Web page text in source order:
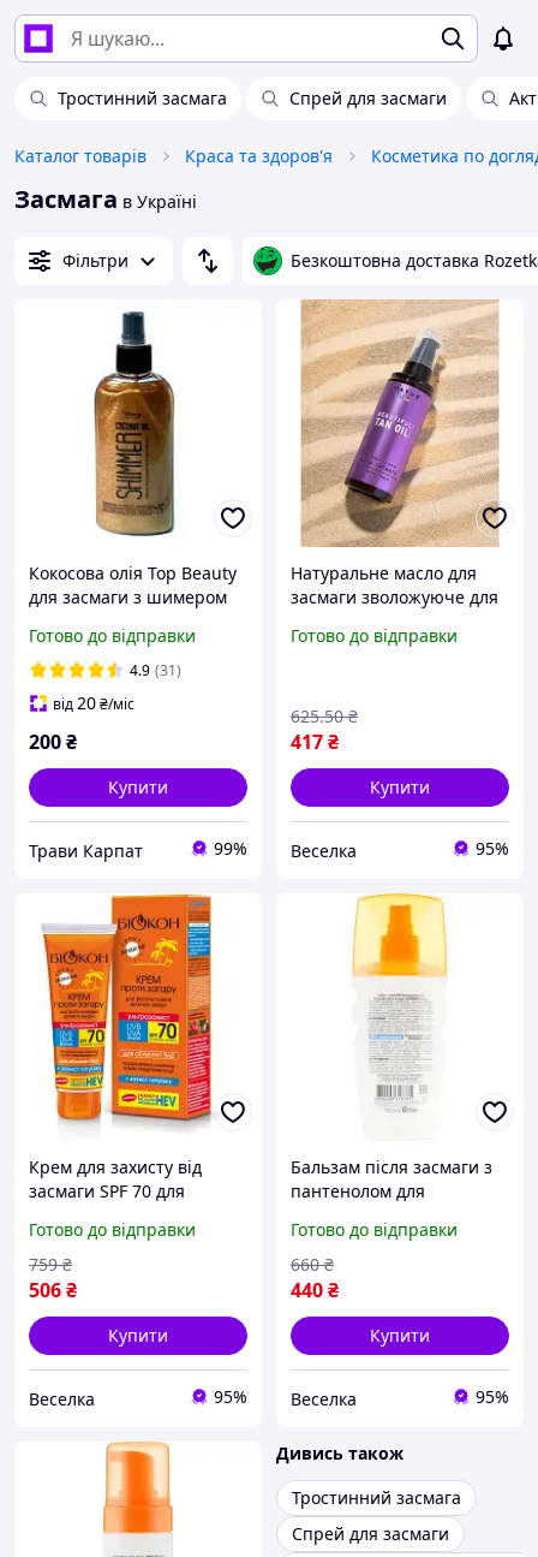
Тростинний засмага Спрей для засмаги
Каталог товарів Краса та здоров'я Косметика по
Засмага в Україні
Фільтри Безкоштовна доставка
Кокосова олія Top Beauty
для засмаги з шимером
100 мл
Готово до відправки
4.9 (31)
від20₴/міс
200₴
Купити
Трави Карпат 99%
Натуральне масло для
засмаги зволожуюче для
отримання красивого
Готово до відправки
417₴
625.50 ₴
Купити
Веселка 95%
Крем для захисту від
засмаги SPF 70 для
екстрактом алое та
вітаміном Е FLAME
Готово до відправки
506₴
759 ₴
Купити
Веселка 95%
Бальзам після засмаги з
пантенолом для
відновлення шкіри
охолоджуючий для всієї
родини FLAME
Готово до відправки
440₴
660 ₴
Купити
Веселка 95%
Дивись також
Тростинний засмага
Спрей для засмаги